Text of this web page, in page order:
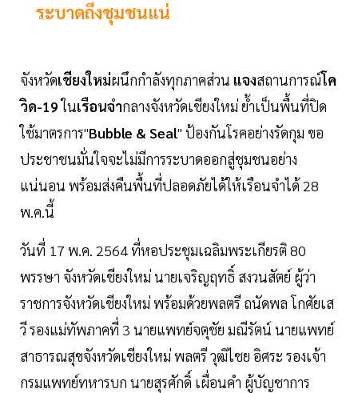
ระบาดถึงชุมชนแน่
จังหวัดเชียงใหม่ผนึกกำลังทุกภาคส่วน แจงสถานการณ์โค
วิด-19ในเรือนจำกลางจังหวัดเชียงใหม่ ย้ำเป็นพื้นที่ปิด
ใช้มาตรการ"Bubble & Seal" ป้องกันโรคอย่างรัดกุม ขอ
ประชาชนมั่นใจจะไม่มีการระบาดออกสู่ชุมชนอย่าง
แน่นอน พร้อมส่งคืนพื้นที่ปลอดภัยได้ให้เรือนจำได้ 28
พ.ค.นี้
วันที่ 17 พ.ค. 2564 ที่หอประชุมเฉลิมพระเกียรติ 80
พรรษา จังหวัดเชียงใหม่ นายเจริญฤทธิ์ สงวนสัตย์ ผู้ว่า
ราชการจังหวัดเชียงใหม่ พร้อมด้วยพลตรี ถนัดพล โกศัยเส
วี รองแม่ทัพภาคที่ 3 นายแพทย์จตุชัย มณีรัตน์ นายแพทย์
สาธารณสุขจังหวัดเชียงใหม่ พลตรี วุฒิไชย อิศระ รองเจ้า
กรมแพทย์ทหารบก นายสุรศักดิ์ เผื่อนคำ ผู้บัญชาการ